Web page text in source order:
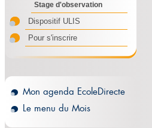
Stage d'observation
Dispositif ULIS
Pour s'inscrire
Mon agenda EcoleDirecte
Le menu du Mois